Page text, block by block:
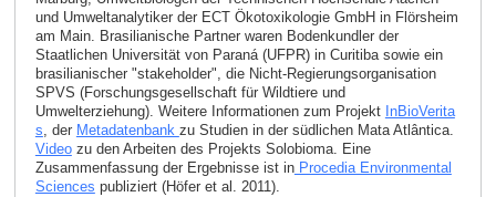
und Umweltanalytiker der ECT Ökotoxikologie GmbH in Flörsheim
am Main. Brasilianische Partner waren Bodenkundler der
Staatlichen Universität von Paraná (UFPR) in Curitiba sowie ein
brasilianischer "stakeholder", die Nicht-Regierungsorganisation
SPVS (Forschungsgesellschaft für Wildtiere und
Umwelterziehung). Weitere Informationen zum Projekt InBioVerita
s, der Metadatenbank zu Studien in der südlichen Mata Atlântica.
Videozu den Arbeiten des Projekts Solobioma. Eine
Zusammenfassung der Ergebnisse ist inProcedia Environmental
Sciences publiziert (Höfer et al. 2011).